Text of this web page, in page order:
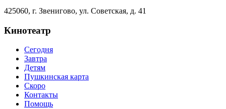
425060, г. Звенигово, ул. Советская, д. 41
Кинотеатр
Сегодня
Завтра
Детям
Пушкинская карта
Скоро
Контакты
Помощь